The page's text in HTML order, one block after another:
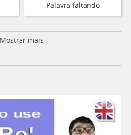
Palavra faltando
Mostrar mais